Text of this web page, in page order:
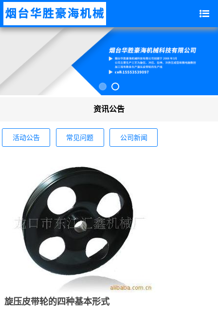
资讯公告
活动公告 常见问题 公司新闻
旋压皮带轮的四种基本形式